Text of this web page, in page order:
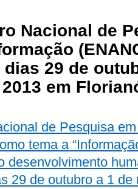
Nacional de
29 de
em
de Pesquisa
tema a
desenvolvimento
29 de outubro a 1